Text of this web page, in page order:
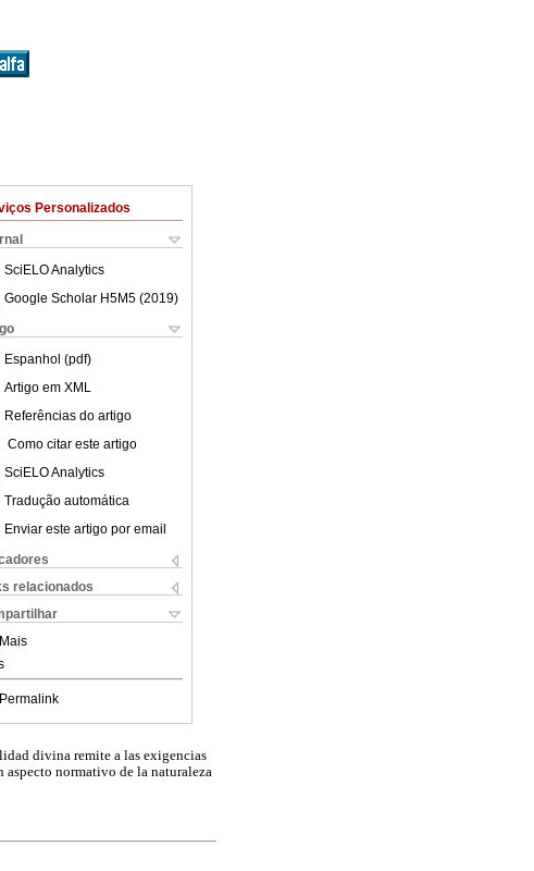
Personalizados
SciELO Analytics
Google Scholar H5M5 (2019)
Espanhol (pdf)
Artigo em XML
Referências do artigo
Como citar este artigo
SciELO Analytics
Tradução automática
Enviar este artigo por email
relacionados
Mais
Permalink
divina remite a las exigencias
aspecto normativo de la naturaleza